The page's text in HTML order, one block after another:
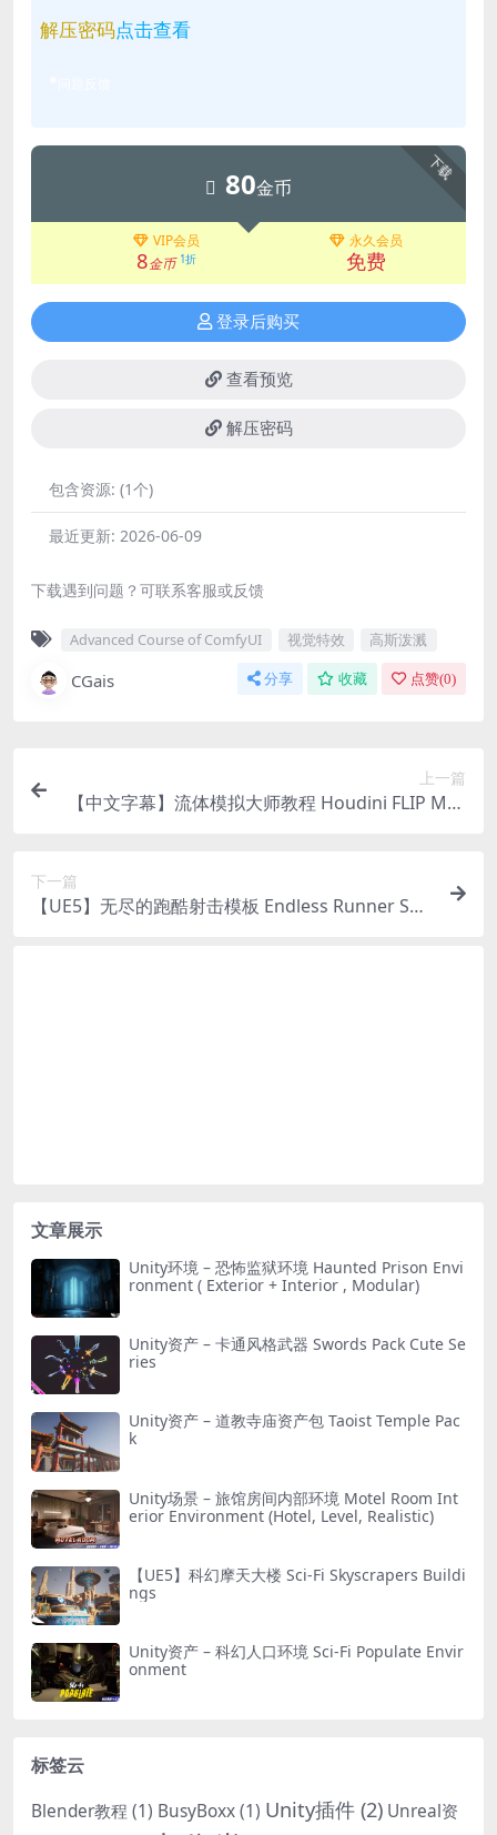
解压密码点击查看
下载
80金币
VIP会员
8金币 1折
永久会员
免费
登录后购买
查看预览
解压密码
包含资源: (1个)
最近更新: 2026-06-09
下载遇到问题？可联系客服或反馈
Advanced Course of ComfyUI 视觉特效 高斯泼溅
CGais 分享 收藏 点赞(0)
上一篇
【中文字幕】流体模拟大师教程 Houdini FLIP Mas
下一篇
【UE5】无尽的跑酷射击模板 Endless Runner Sho
文章展示
Unity环境 – 恐怖监狱环境 Haunted Prison Envi
ronment ( Exterior + Interior , Modular)
Unity资产 – 卡通风格武器 Swords Pack Cute Se
ries
Unity资产 – 道教寺庙资产包 Taoist Temple Pac
k
Unity场景 – 旅馆房间内部环境 Motel Room Int
erior Environment (Hotel, Level, Realistic)
【UE5】科幻摩天大楼 Sci-Fi Skyscrapers Buildi
ngs
Unity资产 – 科幻人口环境 Sci-Fi Populate Envir
onment
标签云
Blender教程(1) BusyBoxx(1) Unity插件 (2) Unreal资